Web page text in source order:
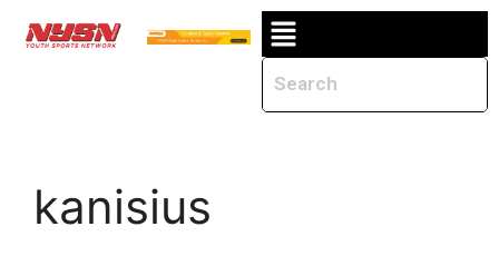
kanisius